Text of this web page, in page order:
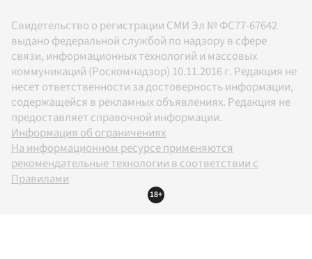
Свидетельство о регистрации СМИ Эл № ФС77-67642
выдано федеральной службой по надзору в сфере
связи, информационных технологий и массовых
коммуникаций (Роскомнадзор) 10.11.2016 г. Редакция не
несет ответственности за достоверность информации,
содержащейся в рекламных объявлениях. Редакция не
предоставляет справочной информации.
Информация об ограничениях
На информационном ресурсе применяются
рекомендательные технологии в соответствии с
Правилами
18+